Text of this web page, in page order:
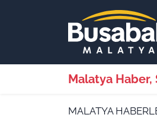
Malatya
MALATYA
Gündem
Ekonomi
Malatya Nöbetçi
Malatya Hava Durumu
Malatya Namaz Vakitleri